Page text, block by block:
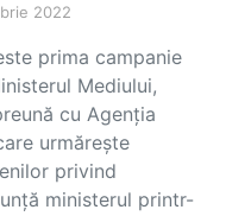
2022
prima campanie
Mediului,
cu Agenția
urmărește
privind
ministerul printr-